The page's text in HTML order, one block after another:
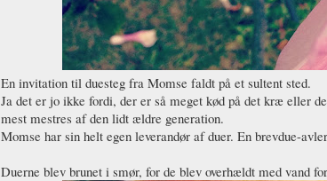
En invitation til duesteg fra Momse faldt på et sultent sted.
Ja det er jo ikke fordi, der er så meget kød på det kræ eller
mest mestres af den lidt ældre generation.
Momse har sin helt egen leverandør af duer. En brevdue-
Duerne blev brunet i smør, for de blev overhældt med vand